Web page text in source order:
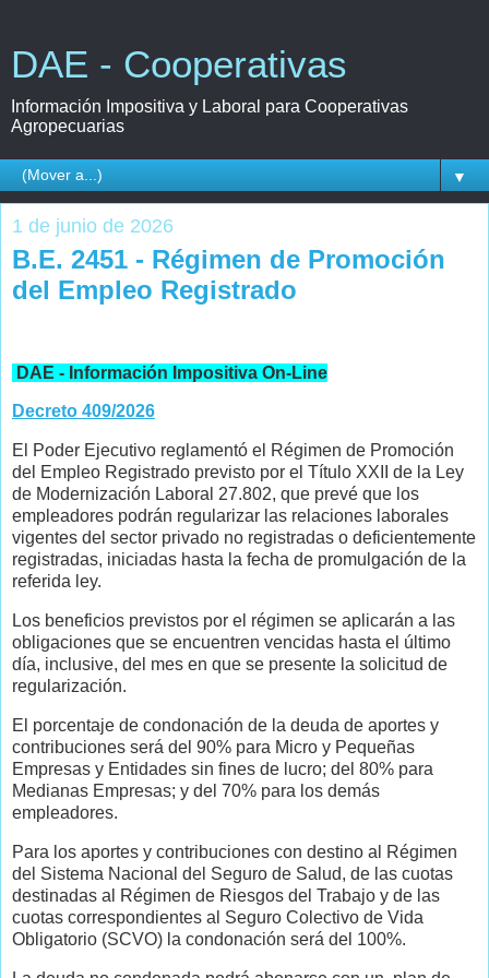
DAE - Cooperativas
Información Impositiva y Laboral para Cooperativas
Agropecuarias
▼
1 de junio de 2026
B.E. 2451 - Régimen de Promoción
del Empleo Registrado
DAE - Información Impositiva On-Line
Decreto 409/2026
El Poder Ejecutivo reglamentó el Régimen de Promoción
del Empleo Registrado previsto por el Título XXII de la Ley
de Modernización Laboral 27.802, que prevé que los
empleadores podrán regularizar las relaciones laborales
vigentes del sector privado no registradas o deficientemente
registradas, iniciadas hasta la fecha de promulgación de la
referida ley.
Los beneficios previstos por el régimen se aplicarán a las
obligaciones que se encuentren vencidas hasta el último
día, inclusive, del mes en que se presente la solicitud de
regularización.
El porcentaje de condonación de la deuda de aportes y
contribuciones será del 90% para Micro y Pequeñas
Empresas y Entidades sin fines de lucro; del 80% para
Medianas Empresas; y del 70% para los demás
empleadores.
Para los aportes y contribuciones con destino al Régimen
del Sistema Nacional del Seguro de Salud, de las cuotas
destinadas al Régimen de Riesgos del Trabajo y de las
cuotas correspondientes al Seguro Colectivo de Vida
Obligatorio (SCVO) la condonación será del 100%.